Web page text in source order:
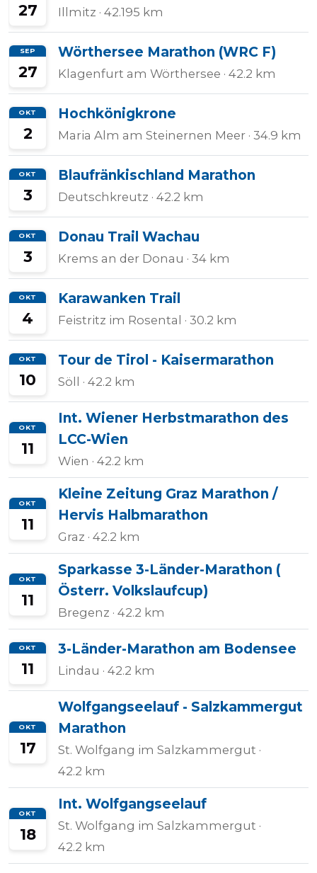
27 Illmitz · 42.195 km
SEP
27
Wörthersee Marathon (WRC F)
Klagenfurt am Wörthersee · 42.2 km
OKT
2
Hochkönigkrone
Maria Alm am Steinernen Meer · 34.9 km
OKT
3
Blaufränkischland Marathon
Deutschkreutz · 42.2 km
OKT
3
Donau Trail Wachau
Krems an der Donau · 34 km
OKT
4
Karawanken Trail
Feistritz im Rosental · 30.2 km
OKT
10
Tour de Tirol - Kaisermarathon
Söll · 42.2 km
OKT
11
Int. Wiener Herbstmarathon des
LCC-Wien
Wien · 42.2 km
OKT
11
Kleine Zeitung Graz Marathon /
Hervis Halbmarathon
Graz · 42.2 km
OKT
11
Sparkasse 3-Länder-Marathon (
Österr. Volkslaufcup)
Bregenz · 42.2 km
OKT
11
3-Länder-Marathon am Bodensee
Lindau · 42.2 km
OKT
17
Wolfgangseelauf - Salzkammergut
Marathon
St. Wolfgang im Salzkammergut ·
42.2 km
OKT
18
Int. Wolfgangseelauf
St. Wolfgang im Salzkammergut ·
42.2 km